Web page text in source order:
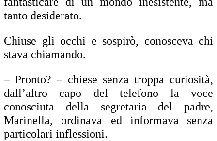
tanto desiderato.
Chiuse gli occhi e sospirò, conosceva chi
stava chiamando.
– Pronto? – chiese senza troppa curiosità,
dall’altro capo del telefono la voce
conosciuta della segretaria del padre,
Marinella, ordinava ed informava senza
particolari inflessioni.